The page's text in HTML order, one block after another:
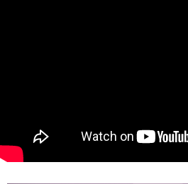
每筆NT$85，滿NT$1,000(含以上)免運
宅配